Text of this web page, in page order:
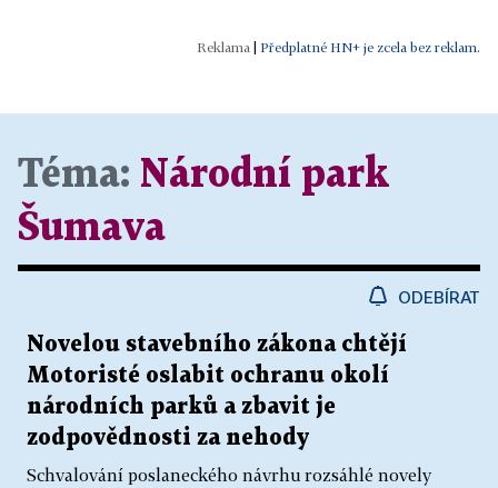
Předplatné HN+ je zcela bez reklam.
Téma: Národní park
Šumava
ODEBÍRAT
Novelou stavebního zákona chtějí
Motoristé oslabit ochranu okolí
národních parků a zbavit je
zodpovědnosti za nehody
Schvalování poslaneckého návrhu rozsáhlé novely